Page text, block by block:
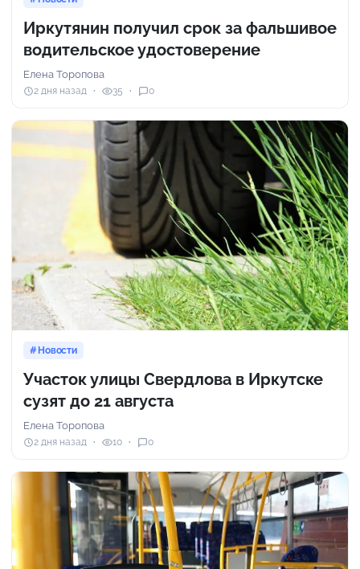
Иркутянин получил срок за фальшивое
водительское удостоверение
Елена Торопова
2 дня назад 35 0
Новости
Участок улицы Свердлова в Иркутске
сузят до 21 августа
Елена Торопова
2 дня назад 10 0